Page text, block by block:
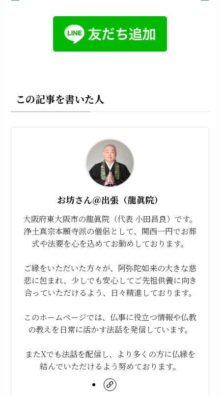
この記事を書いた人
お坊さん＠出張（龍眞院）
大阪府東大阪市の龍眞院（代表 小田昌良）です。
浄土真宗本願寺派の僧侶として、関西一円でお葬
式や法要を心を込めてお勤めしております。
ご縁をいただいた方々が、阿弥陀如来の大きな慈
悲に包まれ、少しでも安心してご先祖供養に向き
合っていただけるよう、日々精進しております。
このホームページでは、仏事に役立つ情報や仏教
の教えを日常に活かす法話を発信しています。
またXでも法話を配信し、より多くの方に仏縁を
結んでいただけるよう努めております。